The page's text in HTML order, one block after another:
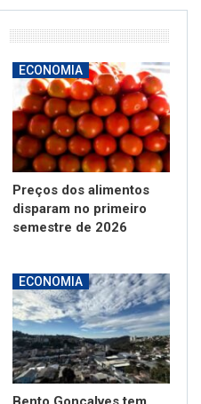
ECONOMIA
Preços dos alimentos
disparam no primeiro
semestre de 2026
ECONOMIA